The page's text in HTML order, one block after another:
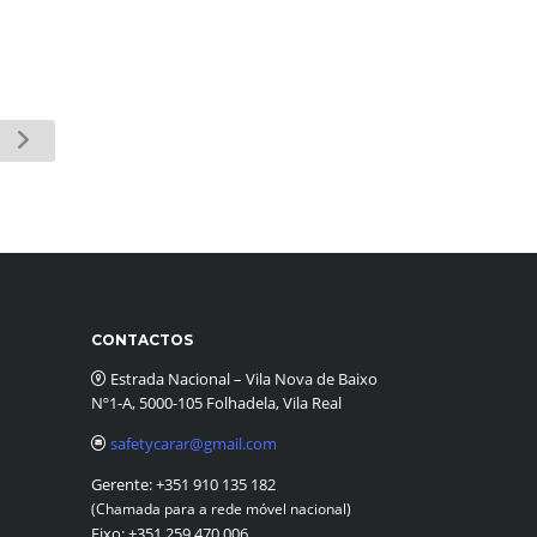
CONTACTOS
Estrada Nacional – Vila Nova de Baixo
Nº1-A, 5000-105 Folhadela, Vila Real
safetycarar@gmail.com
Gerente:+351 910 135 182
(Chamada para a rede móvel nacional)